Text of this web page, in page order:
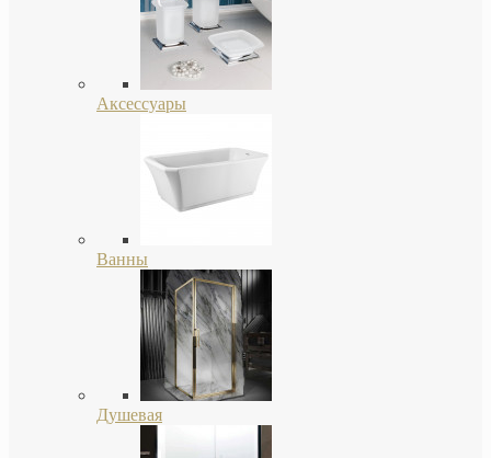
Аксессуары
Ванны
Душевая